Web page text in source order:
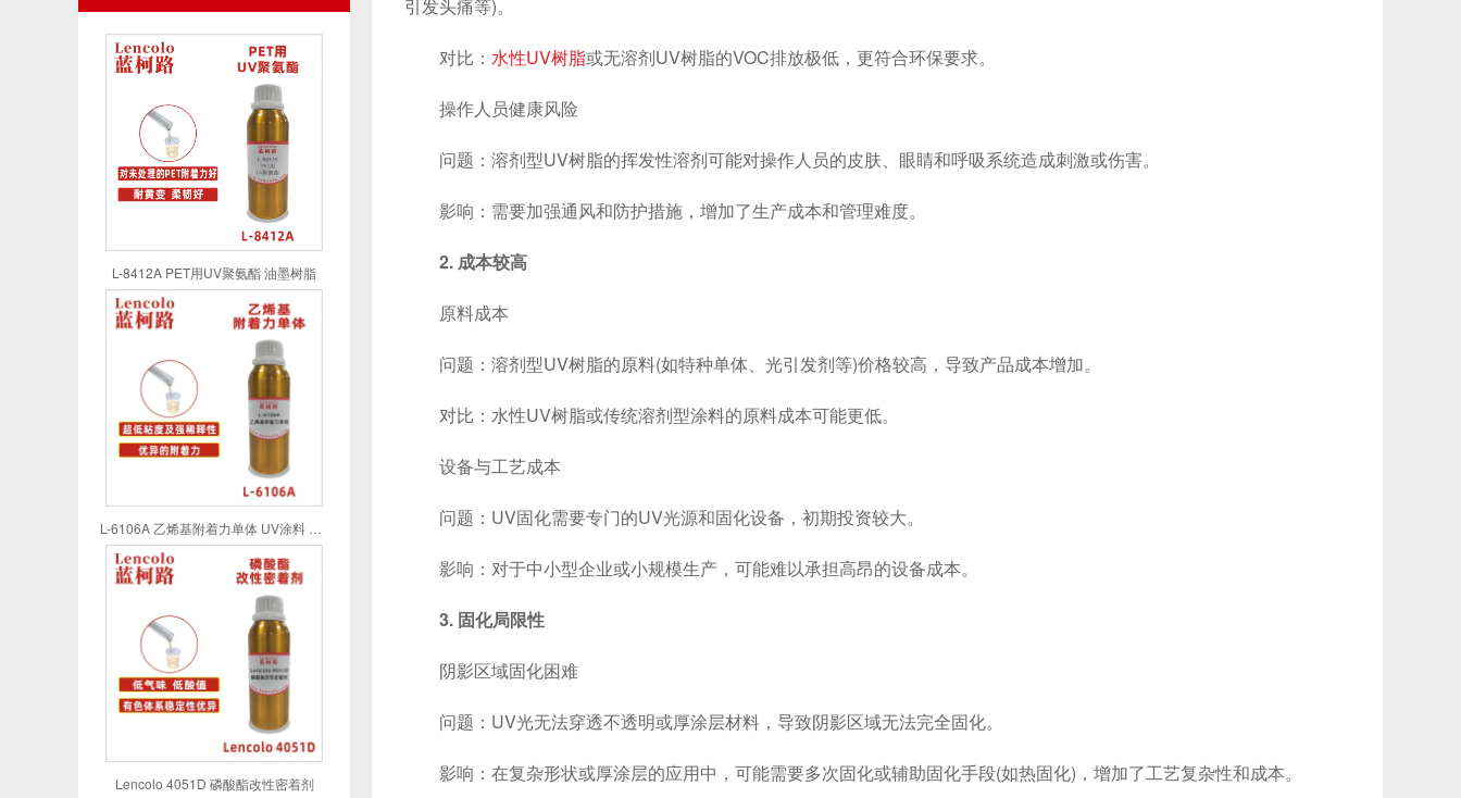
L-8412A PET用UV聚氨酯 油墨树脂
Lencolo 4051D 磷酸酯改性密着剂
引发头痛等)。
对比： 水性UV树脂或无溶剂UV树脂的VOC排放极低，更符合环保要求。
操作人员健康风险
问题：溶剂型UV树脂的挥发性溶剂可能对操作人员的皮肤、眼睛和呼吸系统造成刺激或伤害。
影响：需要加强通风和防护措施，增加了生产成本和管理难度。
2. 成本较高
原料成本
问题：溶剂型UV树脂的原料(如特种单体、光引发剂等)价格较高，导致产品成本增加。
对比：水性UV树脂或传统溶剂型涂料的原料成本可能更低。
设备与工艺成本
问题：UV固化需要专门的UV光源和固化设备，初期投资较大。
影响：对于中小型企业或小规模生产，可能难以承担高昂的设备成本。
3. 固化局限性
阴影区域固化困难
问题：UV光无法穿透不透明或厚涂层材料，导致阴影区域无法完全固化。
影响：在复杂形状或厚涂层的应用中，可能需要多次固化或辅助固化手段(如热固化)，增加了工艺复杂性和成本。